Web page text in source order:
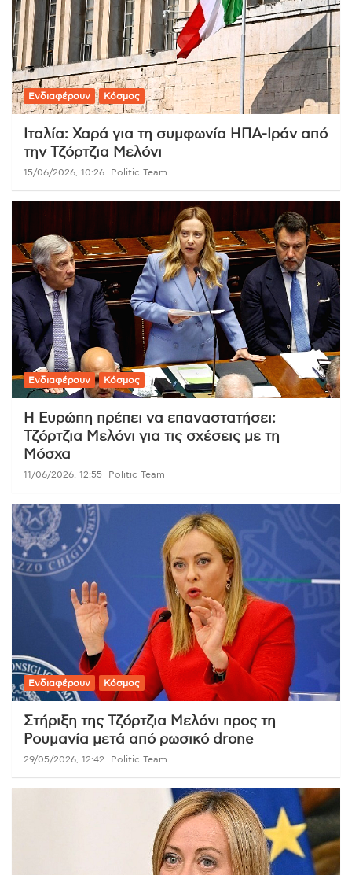
Ενδιαφέρουν Κόσμος
Ιταλία: Χαρά για τη συμφωνία ΗΠΑ-Ιράν από
την Τζόρτζια Μελόνι
15/06/2026, 10:26 Politic Team
Ενδιαφέρουν Κόσμος
Η Ευρώπη πρέπει να επαναστατήσει:
Τζόρτζια Μελόνι για τις σχέσεις με τη
Μόσχα
11/06/2026, 12:55 Politic Team
Ενδιαφέρουν Κόσμος
Στήριξη της Τζόρτζια Μελόνι προς τη
Ρουμανία μετά από ρωσικό drone
29/05/2026, 12:42 Politic Team